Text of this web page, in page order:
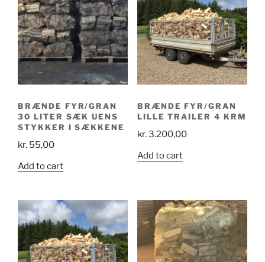
BRÆNDE FYR/GRAN
30 LITER SÆK UENS
STYKKER I SÆKKENE
kr. 55,00
Add to cart
BRÆNDE FYR/GRAN
LILLE TRAILER 4 KRM
kr.3.200,00
Add to cart